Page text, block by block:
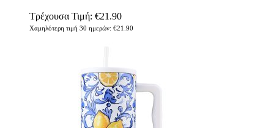
Τρέχουσα Τιμή: €21.90
Χαμηλότερη τιμή 30 ημερών: €21.90